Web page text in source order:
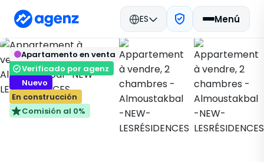
ES Menú
Volver
Bienes raíces en Marruecos
Nuevas inmobiliarias Tanger
Apartamento Almoustakbal
NEW-LESRÉSIDENCES
Guardar
Apartamento en venta
Verificado por agenz
Nuevo
En construcción
Comisión al 0%